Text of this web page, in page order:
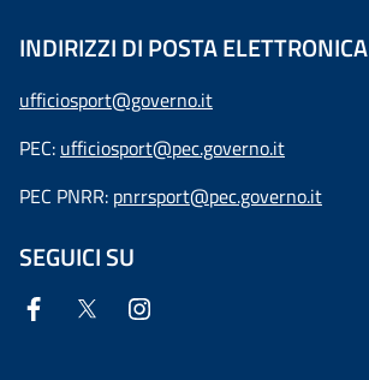
INDIRIZZI DI POSTA ELETTRONICA
ufficiosport@governo.it
PEC: ufficiosport@pec.governo.it
PEC PNRR: pnrrsport@pec.governo.it
SEGUICI SU